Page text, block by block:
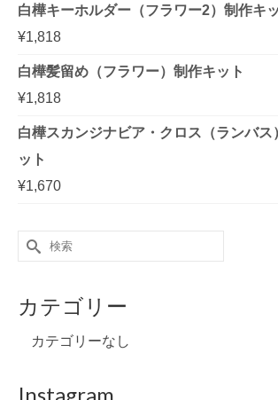
白樺キーホルダー（フラワー2）制作キ
¥1,818
白樺髪留め（フラワー）制作キット
¥1,818
白樺スカンジナビア・クロス（ランバス
ット
¥1,670
Search
for:
カテゴリー
カテゴリーなし
Instagram